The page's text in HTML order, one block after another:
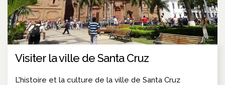
Visiter la ville de Santa Cruz
L'histoire et la culture de la ville de Santa Cruz